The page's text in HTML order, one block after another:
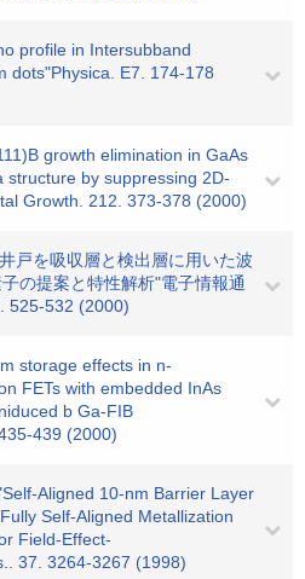
profile in Intersubband
dots"Physica. E7. 174-178
growth elimination in GaAs
structure by suppressing 2D-
Growth. 212. 373-378 (2000)
戸を吸収層と検出層に用いた波
の提案と特性解析"電子情報通
525-532 (2000)
storage effects in n-
FETs with embedded InAs
b Ga-FIB
439 (2000)
Aligned 10-nm Barrier Layer
Self-Aligned Metallization
Field-Effect-
37. 3264-3267 (1998)